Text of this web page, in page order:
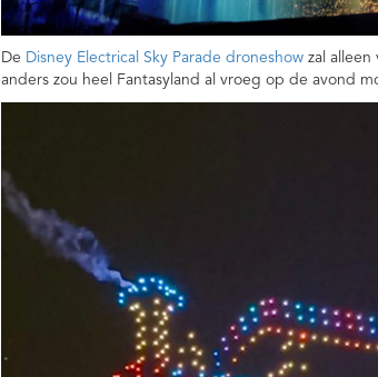
De Disney Electrical Sky Parade droneshow zal alleen
anders zou heel Fantasyland al vroeg op de avond